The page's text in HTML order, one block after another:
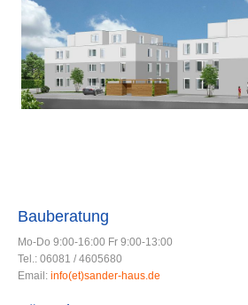
Bauberatung
Mo-Do 9:00-16:00 Fr 9:00-13:00
Tel.: 06081 / 4605680
Email: info(et)sander-haus.de